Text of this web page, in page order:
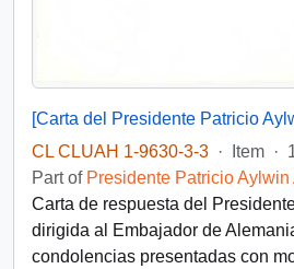
CL CLUAH 1-9630-3-3 · Item ·
Part of Presidente Patricio
Carta de respuesta del
dirigida al Embajador de
condolencias presentadas con